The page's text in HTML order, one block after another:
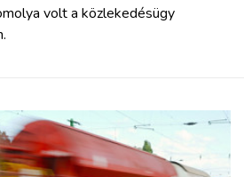
volt a közlekedésügy